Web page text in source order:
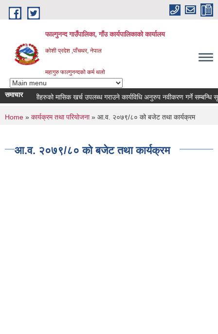
Skip to main content
फाल्गुनन्द गाउँपालिका, गाँउ कार्यपालिकाको कार्यालय
कोशी प्रदेश ,पाँचथर, नेपाल
महागुरु फाल्गुनन्दको कर्म थलो
समाचारविरामीहरुको मासिक खर्च उपलब्ध गराउने कार्यविधि अनुरुप नवीकरण गर्ने सम्बन्धि
You are here
Home » कार्यक्रम तथा परियोजना» आ.व. २०७९/८० को बजेट तथा कार्यक्रम
आ.व. २०७९/८० को बजेट तथा कार्यक्रम